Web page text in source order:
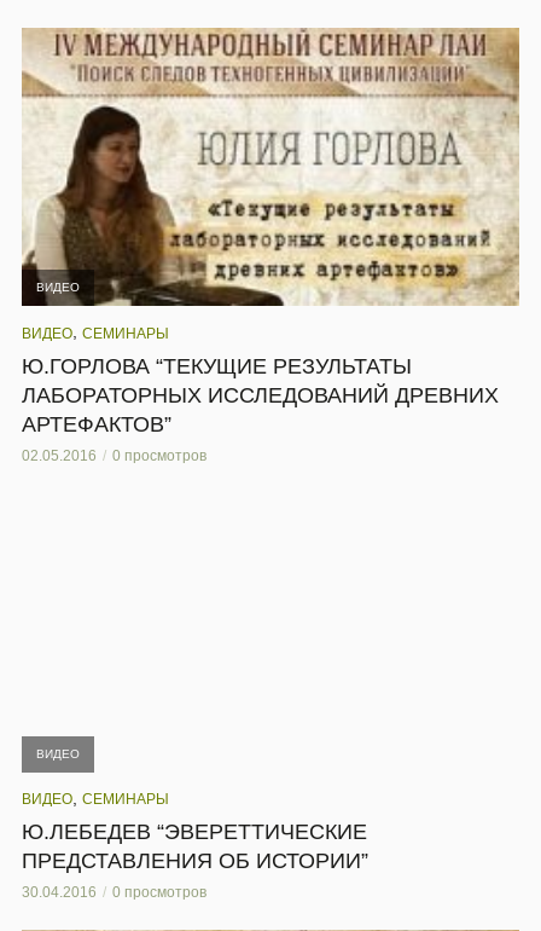
ВИДЕО
ВИДЕО, СЕМИНАРЫ
Ю.ГОРЛОВА “ТЕКУЩИЕ РЕЗУЛЬТАТЫ
ЛАБОРАТОРНЫХ ИССЛЕДОВАНИЙ ДРЕВНИХ
АРТЕФАКТОВ”
02.05.2016 0 просмотров
ВИДЕО
ВИДЕО СЕМИНАРЫ
Ю.ЛЕБЕДЕВ “ЭВЕРЕТТИЧЕСКИЕ
ПРЕДСТАВЛЕНИЯ ОБ ИСТОРИИ”
30.04.2016 0 просмотров